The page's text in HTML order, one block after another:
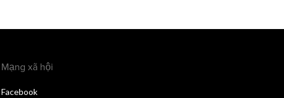
Mạng xã hội
Facebook